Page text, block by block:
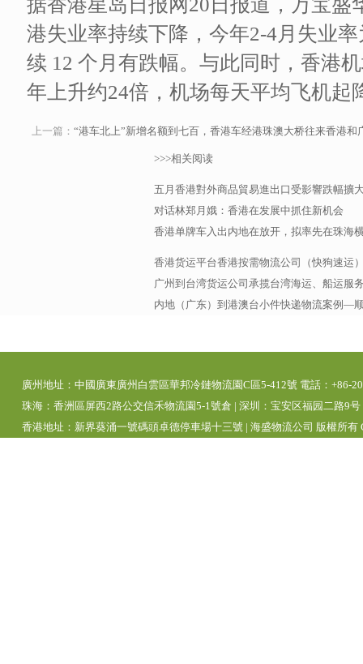
港失业率持续下降，今年2-4月失业
续 12 个月有跌幅。与此同时，香港
年上升约24倍，机场每天平均飞机起
上一篇： “港车北上”新增名额到七百，香港车经港珠澳大桥往来香港和
>>>相关阅读
五月香港對外商品貿易進出口受影響跌幅擴
对话林郑月娥：香港在发展中抓住新机会
香港单牌车入出内地在放开，拟率先在珠海
香港货运平台香港按需物流公司（快狗速运
广州到台湾货运公司承揽台湾海运、船运服
内地（广东）到港澳台小件快递物流案例—
廣州地址：中國廣東廣州白雲區華邦冷鏈物流園C區5-412號 電話：+86-
珠海：香洲區屏西2路公交信禾物流園5-1號倉 | 深圳：宝安区福园二路9
香港地址：新界葵涌一號碼頭卓德停車場十三號 | 海盛物流公司 版權所有